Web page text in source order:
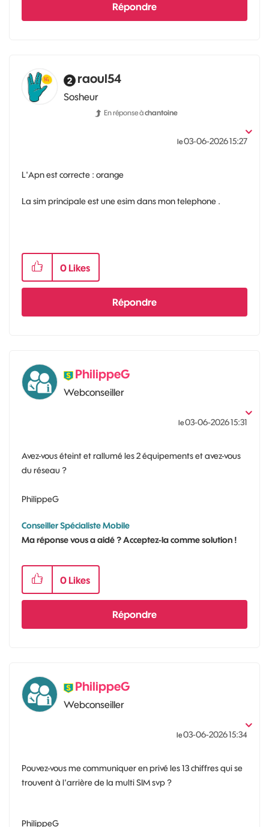
Répondre
raoul54
Sosheur
En réponse àchantoine
le‎03-06-202615:27
L'Apn est correcte : orange
La sim principale est une esim dans mon telephone .
0 Likes
Répondre
PhilippeG
Webconseiller
le‎03-06-202615:31
Avez-vous éteint et rallumé les 2 équipements et avez-vous
du réseau ?
PhilippeG
Conseiller Spécialiste Mobile
Ma réponse vous a aidé ? Acceptez-la comme solution !
0 Likes
Répondre
PhilippeG
Webconseiller
le‎03-06-202615:34
Pouvez-vous me communiquer en privé les 13 chiffres qui se
trouvent à l'arrière de la multi SIM svp ?
PhilippeG